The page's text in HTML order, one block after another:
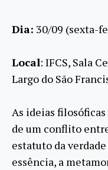
Dia: 30/09 (sexta-
Local: IFCS, Sala
Largo do São
As ideias
de um conflito
estatuto da
essência, a